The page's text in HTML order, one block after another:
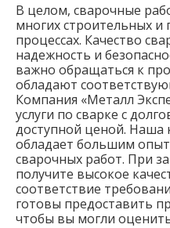
В целом, сварочные
многих строительных и
процессах. Качество
надежность и
важно обращаться к
обладают
Компания «Металл
услуги по сварке с
доступной ценой. Наша
обладает большим
сварочных работ. При
получите высокое
соответствие
готовы предоставить
чтобы вы могли